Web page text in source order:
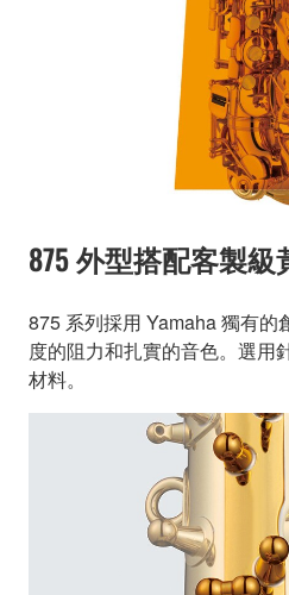
875 外型搭配客製級
875 系列採用 Yamaha 獨有的
度的阻力和扎實的音色。選用
材料。